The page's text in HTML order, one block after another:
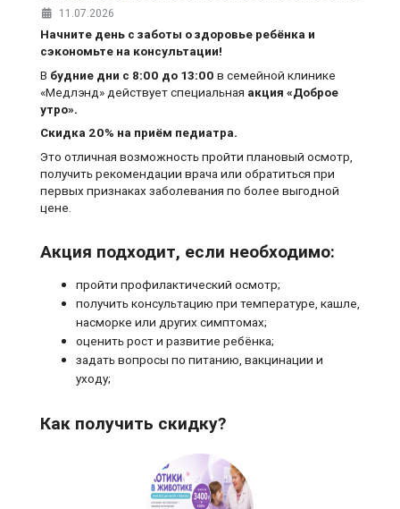
11.07.2026
Начните день с заботы о здоровье ребёнка и
сэкономьте на консультации!
В будние дни с 8:00 до 13:00 в семейной клинике
«Медлэнд» действует специальная акция «Доброе
утро».
Скидка 20% на приём педиатра.
Это отличная возможность пройти плановый осмотр,
получить рекомендации врача или обратиться при
первых признаках заболевания по более выгодной
цене.
Акция подходит, если необходимо:
пройти профилактический осмотр;
получить консультацию при температуре, кашле,
насморке или других симптомах;
оценить рост и развитие ребёнка;
задать вопросы по питанию, вакцинации и
уходу;
Как получить скидку?